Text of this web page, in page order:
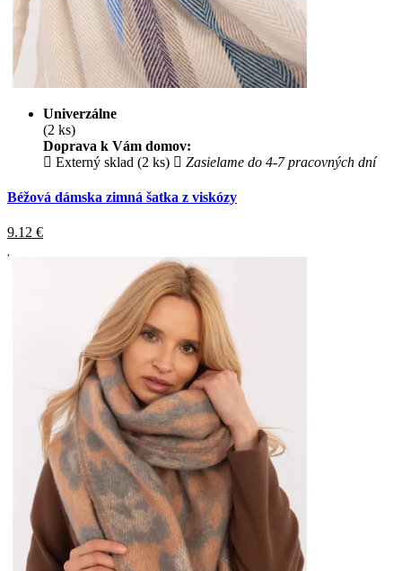
Univerzálne
(2 ks)
Doprava k Vám domov:
Externý sklad (2 ks)
Zasielame do 4-7 pracovných dní
Béžová dámska zimná šatka z viskózy
9.12 €